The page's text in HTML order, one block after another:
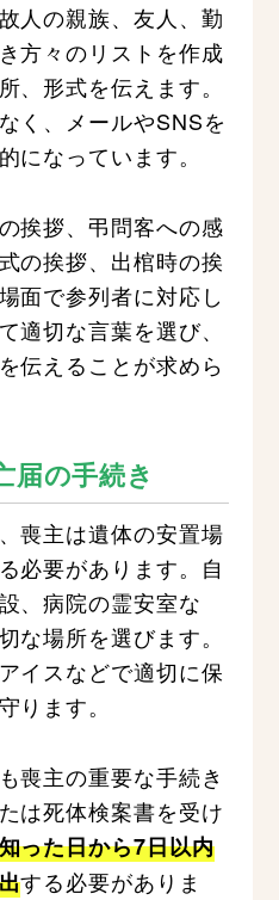
人の親族、友人、勤
方々のリストを作成
、形式を伝えます。
く、メールやSNSを
になっています。
挨拶、弔問客への感
の挨拶、出棺時の挨
面で参列者に対応し
適切な言葉を選び、
伝えることが求めら
届の手続き
喪主は遺体の安置場
必要があります。自
、病院の霊安室な
な場所を選びます。
イスなどで適切に保
ります。
喪主の重要な手続き
は死体検案書を受け
った日から7日以内
する必要がありま